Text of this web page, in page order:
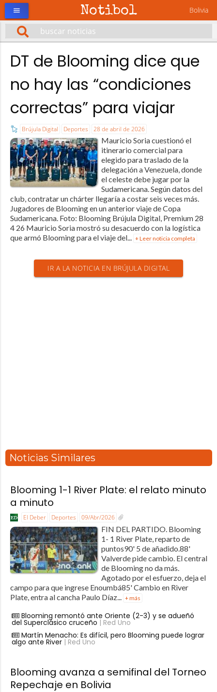
Notibol Bolivia
menu
DT de Blooming dice que
no hay las “condiciones
correctas” para viajar
Brújula Digital Deportes 28 de abril de 2026
Mauricio Soria cuestionó el
itinerario comercial para
elegido para traslado de la
delegación a Venezuela, donde
el celeste debe jugar por la
Sudamericana. Según datos del
club, contratar un chárter llegaría a costar seis veces más.
Jugadores de Blooming en un anterior viaje de Copa
Sudamericana. Foto: Blooming Brújula Digital, Premium 28
4 26 Mauricio Soria mostró su desacuerdo con la logística
que armó Blooming para el viaje del... + Leer noticia completa
IR A LA NOTICIA EN BRÚJULA DIGITAL
Noticias Similares
Blooming 1-1 River Plate: el relato minuto
a minuto
El Deber Deportes 09/Abr/2026
FIN DEL PARTIDO. Blooming
1- 1 River Plate, reparto de
puntos90' 5 de añadido.88'
Valverde pide cambio. El central
de Blooming no da más.
Agotado por el esfuerzo, deja el
campo para que ingrese Enoumbá85' Cambio en River
Plate, entra al cancha Paulo Díaz... + más
Blooming remontó ante Oriente (2-3) y se adueñó
del Superclásico cruceño | Red Uno
Martín Menacho: Es difícil, pero Blooming puede lograr
algo ante River| Red Uno
Blooming avanza a semifinal del Torneo
Repechaje en Bolivia